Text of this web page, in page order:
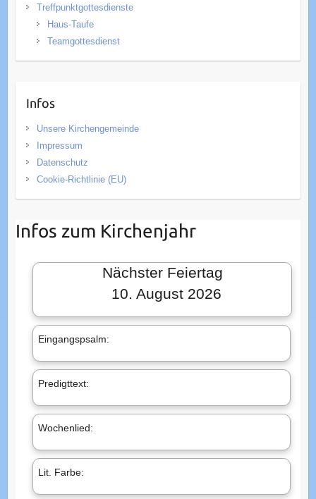
Treffpunktgottesdienste
Haus-Taufe
Teamgottesdienst
Infos
Unsere Kirchengemeinde
Impressum
Datenschutz
Cookie-Richtlinie (EU)
Infos zum Kirchenjahr
Nächster Feiertag
10. August 2026
Ein­gangs­psalm:
Pre­digt­text:
Woc­hen­lied:
Lit. Farbe: